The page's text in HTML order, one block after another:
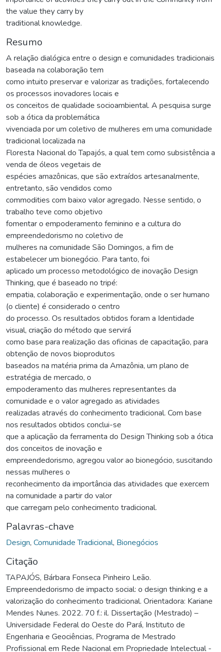
the value they carry by
traditional knowledge.
Resumo
A relação dialógica entre o design e comunidades tradicionais
baseada na colaboração tem
como intuito preservar e valorizar as tradições, fortalecendo
os processos inovadores locais e
os conceitos de qualidade socioambiental. A pesquisa surge
sob a ótica da problemática
vivenciada por um coletivo de mulheres em uma comunidade
tradicional localizada na
Floresta Nacional do Tapajós, a qual tem como subsistência a
venda de óleos vegetais de
espécies amazônicas, que são extraídos artesanalmente,
entretanto, são vendidos como
commodities com baixo valor agregado. Nesse sentido, o
trabalho teve como objetivo
fomentar o empoderamento feminino e a cultura do
empreendedorismo no coletivo de
mulheres na comunidade São Domingos, a fim de
estabelecer um bionegócio. Para tanto, foi
aplicado um processo metodológico de inovação Design
Thinking, que é baseado no tripé:
empatia, colaboração e experimentação, onde o ser humano
(o cliente) é considerado o centro
do processo. Os resultados obtidos foram a Identidade
visual, criação do método que servirá
como base para realização das oficinas de capacitação, para
obtenção de novos bioprodutos
baseados na matéria prima da Amazônia, um plano de
estratégia de mercado, o
empoderamento das mulheres representantes da
comunidade e o valor agregado as atividades
realizadas através do conhecimento tradicional. Com base
nos resultados obtidos conclui-se
que a aplicação da ferramenta do Design Thinking sob a ótica
dos conceitos de inovação e
empreendedorismo, agregou valor ao bionegócio, suscitando
nessas mulheres o
reconhecimento da importância das atividades que exercem
na comunidade a partir do valor
que carregam pelo conhecimento tradicional.
Palavras-chave
Design, Comunidade Tradicional, Bionegócios
Citação
TAPAJÓS, Bárbara Fonseca Pinheiro Leão.
Empreendedorismo de impacto social: o design thinking e a
valorização do conhecimento tradicional. Orientadora: Kariane
Mendes Nunes. 2022. 70 f.: il. Dissertação (Mestrado) –
Universidade Federal do Oeste do Pará, Instituto de
Engenharia e Geociências, Programa de Mestrado
Profissional em Rede Nacional em Propriedade Intelectual -